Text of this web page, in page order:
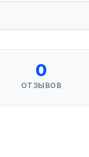
0
ОТЗЫВОВ